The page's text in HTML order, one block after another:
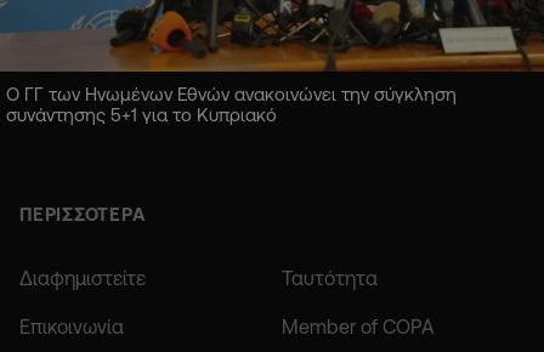
Ο ΓΓ των Ηνωμένων Εθνών ανακοινώνει την σύγκληση
συνάντησης 5+1 για το Κυπριακό
ΠΕΡΙΣΣΟΤΕΡΑ
Διαφημιστείτε Ταυτότητα
Επικοινωνία Member of COPA